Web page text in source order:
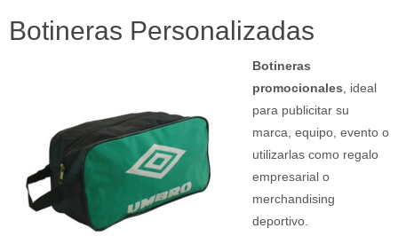
Botineras Personalizadas
Botineras
promocionales , ideal
para publicitar su
marca, equipo, evento o
utilizarlas como regalo
empresarial o
merchandising
deportivo.